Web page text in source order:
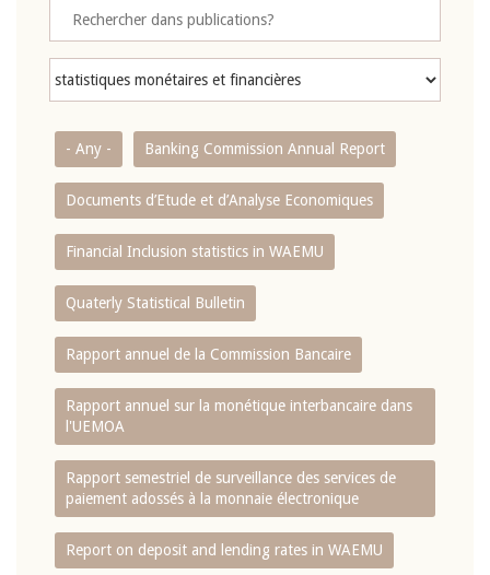
- Any - Banking Commission Annual Report
Documents d’Etude et d’Analyse Economiques
Financial Inclusion statistics in WAEMU
Quaterly Statistical Bulletin
Rapport annuel de la Commission Bancaire
Rapport annuel sur la monétique interbancaire dans
l'UEMOA
Rapport semestriel de surveillance des services de
paiement adossés à la monnaie électronique
Report on deposit and lending rates in WAEMU